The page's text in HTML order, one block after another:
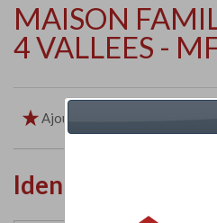
MAISON
4 VALLEES -
Ajouter aux favoris
Identité de